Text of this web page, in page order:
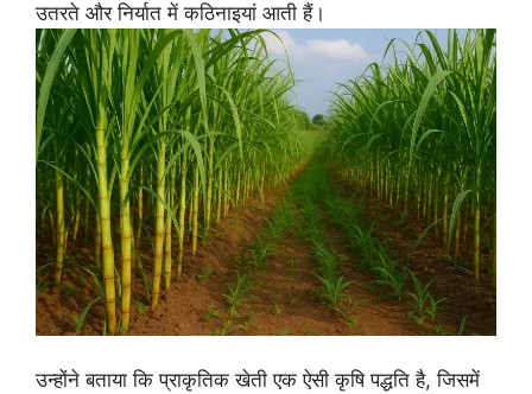
उतरते और निर्यात में कठिनाइयां आती हैं।
उन्होंने बताया कि प्राकृतिक खेती एक ऐसी कृषि पद्धति है, जिसमें